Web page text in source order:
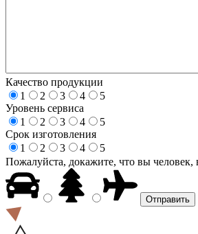
Качество продукции
1
2 3 4
5
Уровень сервиса
1
2 3 4
5
Срок изготовления
1
2 3 4
5
Пожалуйста, докажите, что вы человек,